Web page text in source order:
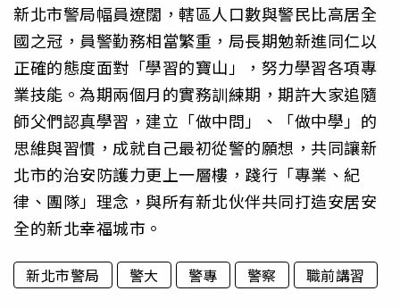
新北市警局幅員遼闊，轄區人口數與警民比高居全
國之冠，員警勤務相當繁重，局長期勉新進同仁以
正確的態度面對「學習的寶山」，努力學習各項專
業技能。為期兩個月的實務訓練期，期許大家追隨
師父們認真學習，建立「做中問」、「做中學」的
思維與習慣，成就自己最初從警的願想，共同讓新
北市的治安防護力更上一層樓，踐行「專業、紀
律、團隊」理念，與所有新北伙伴共同打造安居安
全的新北幸福城市。
新北市警局 警大 警專 警察 職前講習